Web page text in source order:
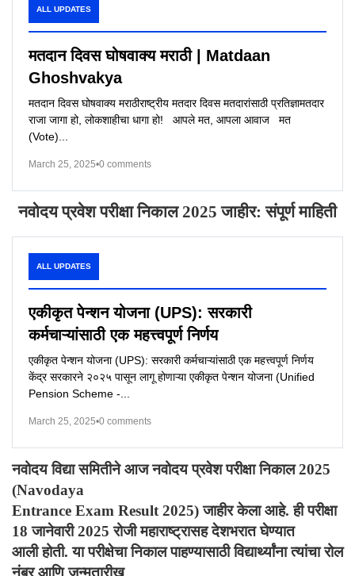
ALL UPDATES
मतदान दिवस घोषवाक्य मराठी | Matdaan
Ghoshvakya
मतदान दिवस घोषवाक्य मराठीराष्ट्रीय मतदार दिवस मतदारांसाठी प्रतिज्ञामतदार
राजा जागा हो, लोकशाहीचा धागा हो! आपले मत, आपला आवाज मत
(Vote)...
March 25, 2025•0 comments
नवोदय प्रवेश परीक्षा निकाल2025 जाहीर: संपूर्ण माहिती
ALL UPDATES
एकीकृत पेन्शन योजना (UPS): सरकारी
कर्मचाऱ्यांसाठी एक महत्त्वपूर्ण निर्णय
एकीकृत पेन्शन योजना (UPS): सरकारी कर्मचाऱ्यांसाठी एक महत्त्वपूर्ण निर्णय
केंद्र सरकारने २०२५ पासून लागू होणाऱ्या एकीकृत पेन्शन योजना (Unified
Pension Scheme -...
March 25, 2025•0 comments
नवोदय विद्या समितीने आज नवोदय प्रवेश परीक्षा निकाल2025
(Navodaya
Entrance Exam Result 2025)जाहीर केला आहे. ही परीक्षा
18 जानेवारी2025 रोजी महाराष्ट्रासह देशभरात घेण्यात
आली होती. या परीक्षेचा निकाल पाहण्यासाठी विद्यार्थ्यांना त्यांचा रोल
नंबर आणि जन्मतारीख